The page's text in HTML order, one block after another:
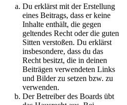
Du erklärst mit der Erstellung
eines Beitrags, dass er keine
Inhalte enthält, die gegen
geltendes Recht oder die guten
Sitten verstoßen. Du erklärst
insbesondere, dass du das
Recht besitzt, die in deinen
Beiträgen verwendeten Links
und Bilder zu setzen bzw. zu
verwenden.
Der Betreiber des Boards übt